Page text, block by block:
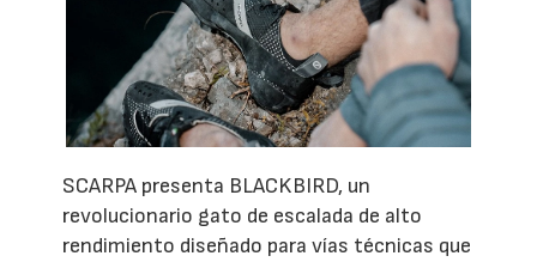
SCARPA presenta BLACKBIRD, un
revolucionario gato de escalada de alto
rendimiento diseñado para vías técnicas que